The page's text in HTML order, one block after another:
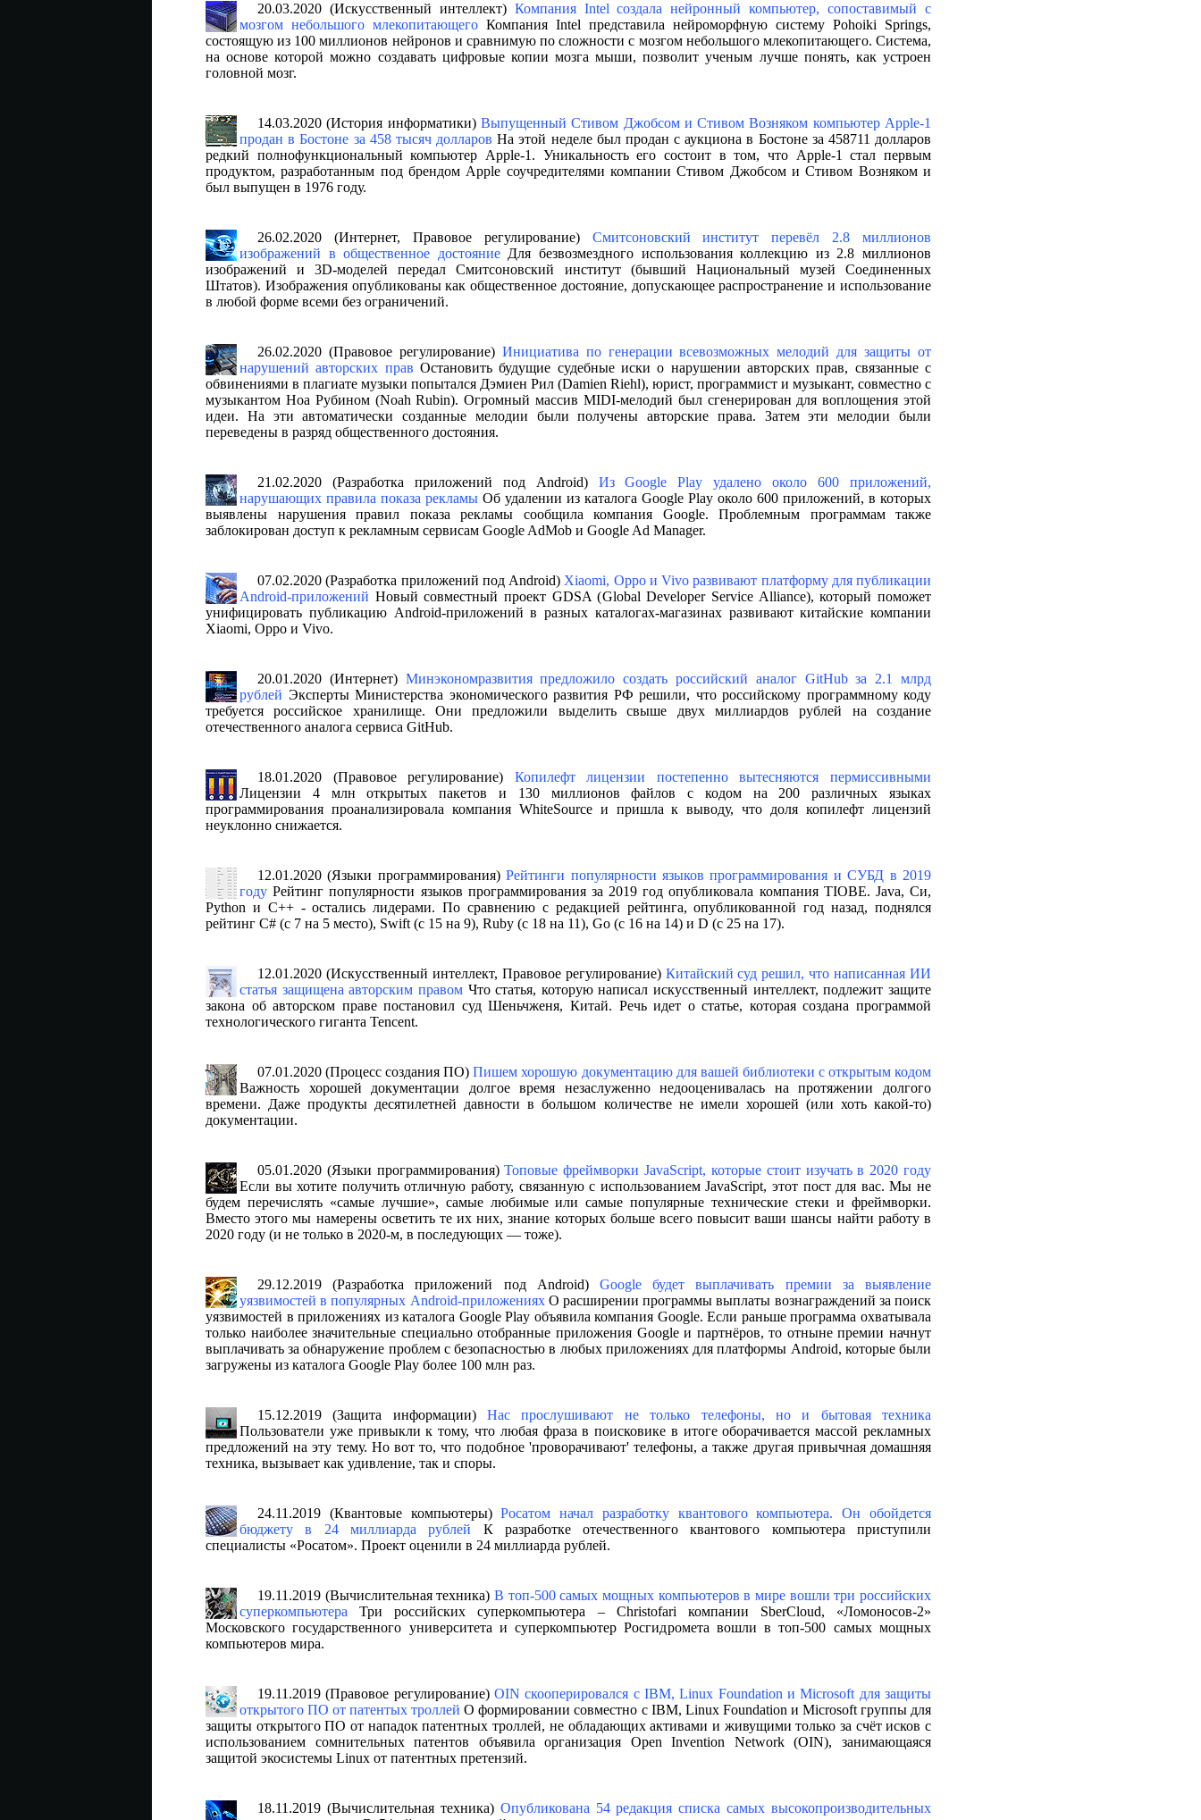
20.03.2020 (Искусственный интеллект) Компания Intel создала нейронный компьютер, сопоставимый с
мозгом небольшого млекопитающего Компания Intel представила нейроморфную систему Pohoiki Springs,
состоящую из 100 миллионов нейронов и сравнимую по сложности с мозгом небольшого млекопитающего. Система,
на основе которой можно создавать цифровые копии мозга мыши, позволит ученым лучше понять, как устроен
головной мозг.
14.03.2020 (История информатики) Выпущенный Стивом Джобсом и Стивом Возняком компьютер Apple-1
продан в Бостоне за 458 тысяч долларов На этой неделе был продан с аукциона в Бостоне за 458711 долларов
редкий полнофункциональный компьютер Apple-1. Уникальность его состоит в том, что Apple-1 стал первым
продуктом, разработанным под брендом Apple соучредителями компании Стивом Джобсом и Стивом Возняком и
был выпущен в 1976 году.
26.02.2020 (Интернет, Правовое регулирование) Смитсоновский институт перевёл 2.8 миллионов
изображений в общественное достояниеДля безвозмездного использования коллекцию из 2.8 миллионов
изображений и 3D-моделей передал Смитсоновский институт (бывший Национальный музей Соединенных
Штатов). Изображения опубликованы как общественное достояние, допускающее распространение и использование
в любой форме всеми без ограничений.
26.02.2020 (Правовое регулирование) Инициатива по генерации всевозможных мелодий для защиты от
нарушений авторских прав Остановить будущие судебные иски о нарушении авторских прав, связанные с
обвинениями в плагиате музыки попытался Дэмиен Рил (Damien Riehl), юрист, программист и музыкант, совместно с
музыкантом Ноа Рубином (Noah Rubin). Огромный массив MIDI-мелодий был сгенерирован для воплощения этой
идеи. На эти автоматически созданные мелодии были получены авторские права. Затем эти мелодии были
переведены в разряд общественного достояния.
21.02.2020 (Разработка приложений под Android) Из Google Play удалено около 600 приложений,
нарушающих правила показа рекламы Об удалении из каталога Google Play около 600 приложений, в которых
выявлены нарушения правил показа рекламы сообщила компания Google. Проблемным программам также
заблокирован доступ к рекламным сервисам Google AdMob и Google Ad Manager.
07.02.2020 (Разработка приложений под Android) Xiaomi, Oppo и Vivo развивают платформу для публикации
Android-приложений Новый совместный проект GDSA (Global Developer Service Alliance), который поможет
унифицировать публикацию Android-приложений в разных каталогах-магазинах развивают китайские компании
Xiaomi, Oppo и Vivo.
20.01.2020 (Интернет) Минэкономразвития предложило создать российский аналог GitHub за 2.1 млрд
рублей Эксперты Министерства экономического развития РФ решили, что российскому программному коду
требуется российское хранилище. Они предложили выделить свыше двух миллиардов рублей на создание
отечественного аналога сервиса GitHub.
18.01.2020 (Правовое регулирование) Копилефт лицензии постепенно вытесняются пермиссивными
Лицензии 4 млн открытых пакетов и 130 миллионов файлов с кодом на 200 различных языках
программирования проанализировала компания WhiteSource и пришла к выводу, что доля копилефт лицензий
неуклонно снижается.
12.01.2020 (Языки программирования)Рейтинги популярности языков программирования и СУБД в 2019
году Рейтинг популярности языков программирования за 2019 год опубликовала компания TIOBE. Java, Си,
Python и C++ - остались лидерами. По сравнению с редакцией рейтинга, опубликованной год назад, поднялся
рейтинг C# (с 7 на 5 место), Swift (с 15 на 9), Ruby (с 18 на 11), Go (с 16 на 14) и D (с 25 на 17).
12.01.2020 (Искусственный интеллект, Правовое регулирование) Китайский суд решил, что написанная ИИ
статья защищена авторским правомЧто статья, которую написал искусственный интеллект, подлежит защите
закона об авторском праве постановил суд Шеньчженя, Китай. Речь идет о статье, которая создана программой
технологического гиганта Tencent.
07.01.2020 (Процесс создания ПО)Пишем хорошую документацию для вашей библиотеки с открытым кодом
Важность хорошей документации долгое время незаслуженно недооценивалась на протяжении долгого
времени. Даже продукты десятилетней давности в большом количестве не имели хорошей (или хоть какой-то)
документации.
05.01.2020 (Языки программирования)Топовые фреймворки JavaScript, которые стоит изучать в 2020 году
Если вы хотите получить отличную работу, связанную с использованием JavaScript, этот пост для вас. Мы не
будем перечислять «самые лучшие», самые любимые или самые популярные технические стеки и фреймворки.
Вместо этого мы намерены осветить те их них, знание которых больше всего повысит ваши шансы найти работу в
2020 году (и не только в 2020-м, в последующих — тоже).
29.12.2019 (Разработка приложений под Android) Google будет выплачивать премии за выявление
уязвимостей в популярных Android-приложенияхО расширении программы выплаты вознаграждений за поиск
уязвимостей в приложениях из каталога Google Play объявила компания Google. Если раньше программа охватывала
только наиболее значительные специально отобранные приложения Google и партнёров, то отныне премии начнут
выплачивать за обнаружение проблем с безопасностью в любых приложениях для платформы Android, которые были
загружены из каталога Google Play более 100 млн раз.
15.12.2019 (Защита информации)Нас прослушивают не только телефоны, но и бытовая техника
Пользователи уже привыкли к тому, что любая фраза в поисковике в итоге оборачивается массой рекламных
предложений на эту тему. Но вот то, что подобное 'проворачивают' телефоны, а также другая привычная домашняя
техника, вызывает как удивление, так и споры.
24.11.2019 (Квантовые компьютеры)Росатом начал разработку квантового компьютера. Он обойдется
бюджету в 24 миллиарда рублей К разработке отечественного квантового компьютера приступили
специалисты «Росатом». Проект оценили в 24 миллиарда рублей.
19.11.2019 (Вычислительная техника) В топ-500 самых мощных компьютеров в мире вошли три российских
суперкомпьютера Три российских суперкомпьютера – Christofari компании SberCloud, «Ломоносов-2»
Московского государственного университета и суперкомпьютер Росгидромета вошли в топ-500 самых мощных
компьютеров мира.
19.11.2019 (Правовое регулирование) OIN скооперировался с IBM, Linux Foundation и Microsoft для защиты
открытого ПО от патентых троллей О формировании совместно с IBM, Linux Foundation и Microsoft группы для
защиты открытого ПО от нападок патентных троллей, не обладающих активами и живущими только за счёт исков с
использованием сомнительных патентов объявила организация Open Invention Network (OIN), занимающаяся
защитой экосистемы Linux от патентных претензий.
18.11.2019 (Вычислительная техника) Опубликована 54 редакция списка самых высокопроизводительных